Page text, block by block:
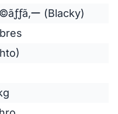
ー (Blacky)